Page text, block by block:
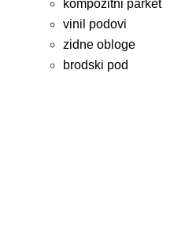
kompozitni parket
vinil podovi
zidne obloge
brodski pod